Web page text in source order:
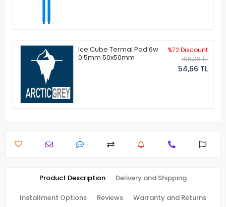
Ice Cube Termal Pad 6w
0.5mm 50x50mm
%72 Discount
198,38 TL
54,66 TL
Product Description Delivery and Shipping
Installment Options Reviews Warranty and Returns